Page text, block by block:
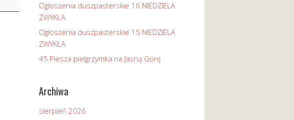
Ogłoszenia duszpasterskie 16 NIEDZIELA
ZWYKŁA
Ogłoszenia duszpasterskie 15 NIEDZIELA
ZWYKŁA
45 Piesza pielgrzymka na Jasną Górę
Archiwa
sierpień 2026